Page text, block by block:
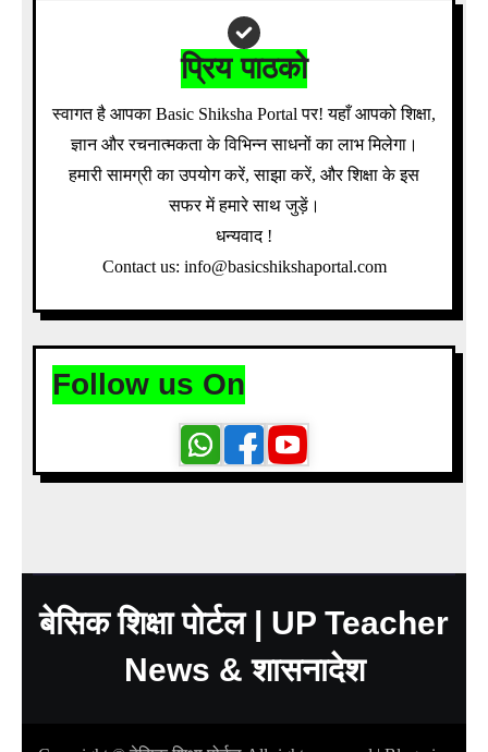
प्रिय पाठको
स्वागत है आपका Basic Shiksha Portal पर! यहाँ आपको शिक्षा,
ज्ञान और रचनात्मकता के विभिन्न साधनों का लाभ मिलेगा।
हमारी सामग्री का उपयोग करें, साझा करें, और शिक्षा के इस
सफर में हमारे साथ जुड़ें।
धन्यवाद !
Contact us: info@basicshikshaportal.com
Follow us On
बेसिक शिक्षा पोर्टल | UP Teacher
News & शासनादेश